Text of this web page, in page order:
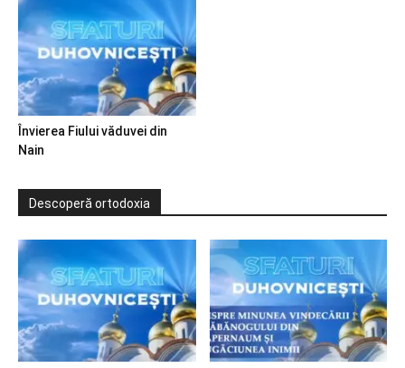
Învierea Fiului văduvei din
Nain
Descoperă ortodoxia